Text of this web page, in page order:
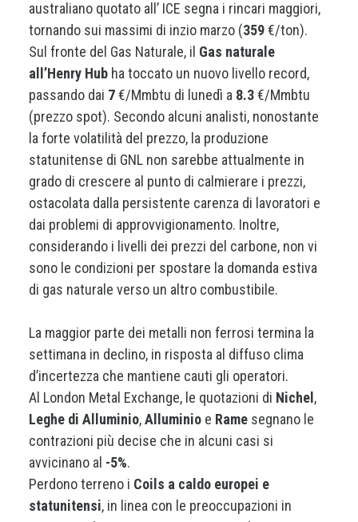
australiano quotato all’ ICE segna i rincari maggiori,
tornando sui massimi di inzio marzo (359€/ton).
Sul fronte del Gas Naturale, il Gas naturale
all’Henry Hub ha toccato un nuovo livello record,
passando dai 7€/Mmbtu di lunedì a 8.3€/Mmbtu
(prezzo spot). Secondo alcuni analisti, nonostante
la forte volatilità del prezzo, la produzione
statunitense di GNL non sarebbe attualmente in
grado di crescere al punto di calmierare i prezzi,
ostacolata dalla persistente carenza di lavoratori e
dai problemi di approvvigionamento. Inoltre,
considerando i livelli dei prezzi del carbone, non vi
sono le condizioni per spostare la domanda estiva
di gas naturale verso un altro combustibile.
La maggior parte dei metalli non ferrosi termina la
settimana in declino, in risposta al diffuso clima
d’incertezza che mantiene cauti gli operatori.
Al London Metal Exchange, le quotazioni di Nichel,
Leghe di Alluminio,Alluminio e Rame segnano le
contrazioni più decise che in alcuni casi si
avvicinano al -5%.
Perdono terreno i Coils a caldo europei e
statunitensi, in linea con le preoccupazioni in